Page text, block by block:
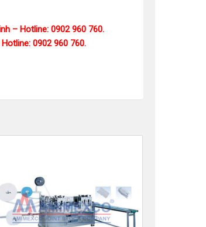
– Hotline: 0902 960 760.
0902 960 760.